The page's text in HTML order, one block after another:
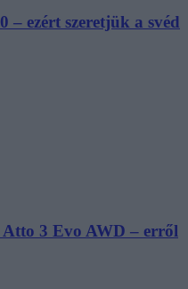
– ezért szeretjük a svéd
3 Evo AWD – erről